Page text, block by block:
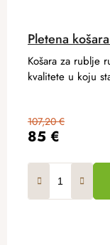
Pletena
85 €
107,20 €
Košara za rublje
kvalitete u koju